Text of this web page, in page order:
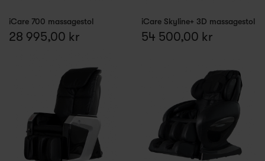
iCare 700 massagestol
28 995,00 kr
iCare Skyline+ 3D massagestol
54 500,00 kr